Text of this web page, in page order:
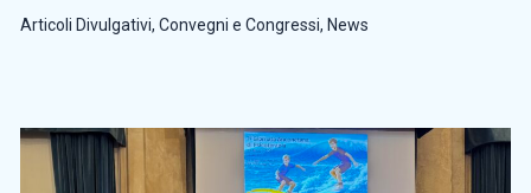
Articoli Divulgativi, Convegni e Congressi, News